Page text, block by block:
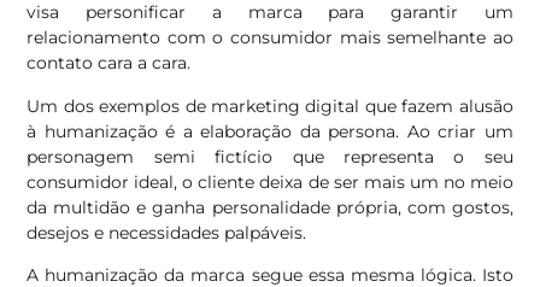
visa personificar a marca para garantir um
relacionamento com o consumidor mais semelhante ao
contato cara a cara.
Um dos exemplos de marketing digital que fazem alusão
à humanização é a elaboração da persona. Ao criar um
personagem semi fictício que representa o seu
consumidor ideal, o cliente deixa de ser mais um no meio
da multidão e ganha personalidade própria, com gostos,
desejos e necessidades palpáveis.
A humanização da marca segue essa mesma lógica. Isto